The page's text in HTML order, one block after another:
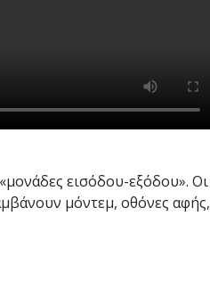
εισόδου-εξόδου». Οι
μόντεμ, οθόνες αφής,